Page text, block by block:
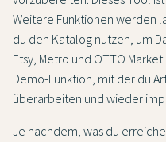
Weitere Funktionen werden
du den Katalog nutzen, um
Etsy, Metro und OTTO
Demo-Funktion, mit der du
überarbeiten und wieder
Je nachdem, was du